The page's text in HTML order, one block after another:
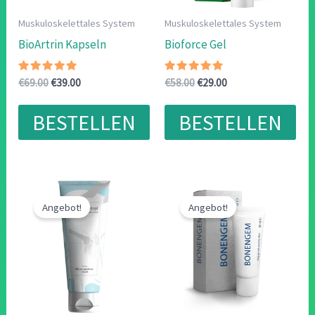
Muskuloskelettales System
BioArtrin Kapseln
Bewertet
mit
von 5
€69.00Ursprünglicher
war:
€69.00
€39.00Aktueller
ist:
€39.00.
BESTELLEN
Muskuloskelettales System
Bioforce Gel
Bewertet
mit
von 5
€58.00Ursprünglicher
war:
€58.00
€29.00Aktueller
ist:
€29.00.
BESTELLEN
Angebot! Angebot!